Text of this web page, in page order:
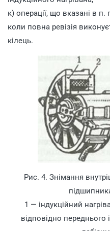
к) операції, що вказані в
коли повна ревізія
кілець.
Рис. 4. Знімання
1 — індукційний
відповідно